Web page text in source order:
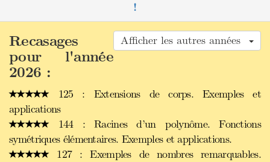
!
Afficher les autres années
Recasages
pour l'année
2026 :
125 : Extensions de corps. Exemples et
applications
144 : Racines d’un polynôme. Fonctions
symétriques élémentaires. Exemples et applications.
127 : Exemples de nombres remarquables.